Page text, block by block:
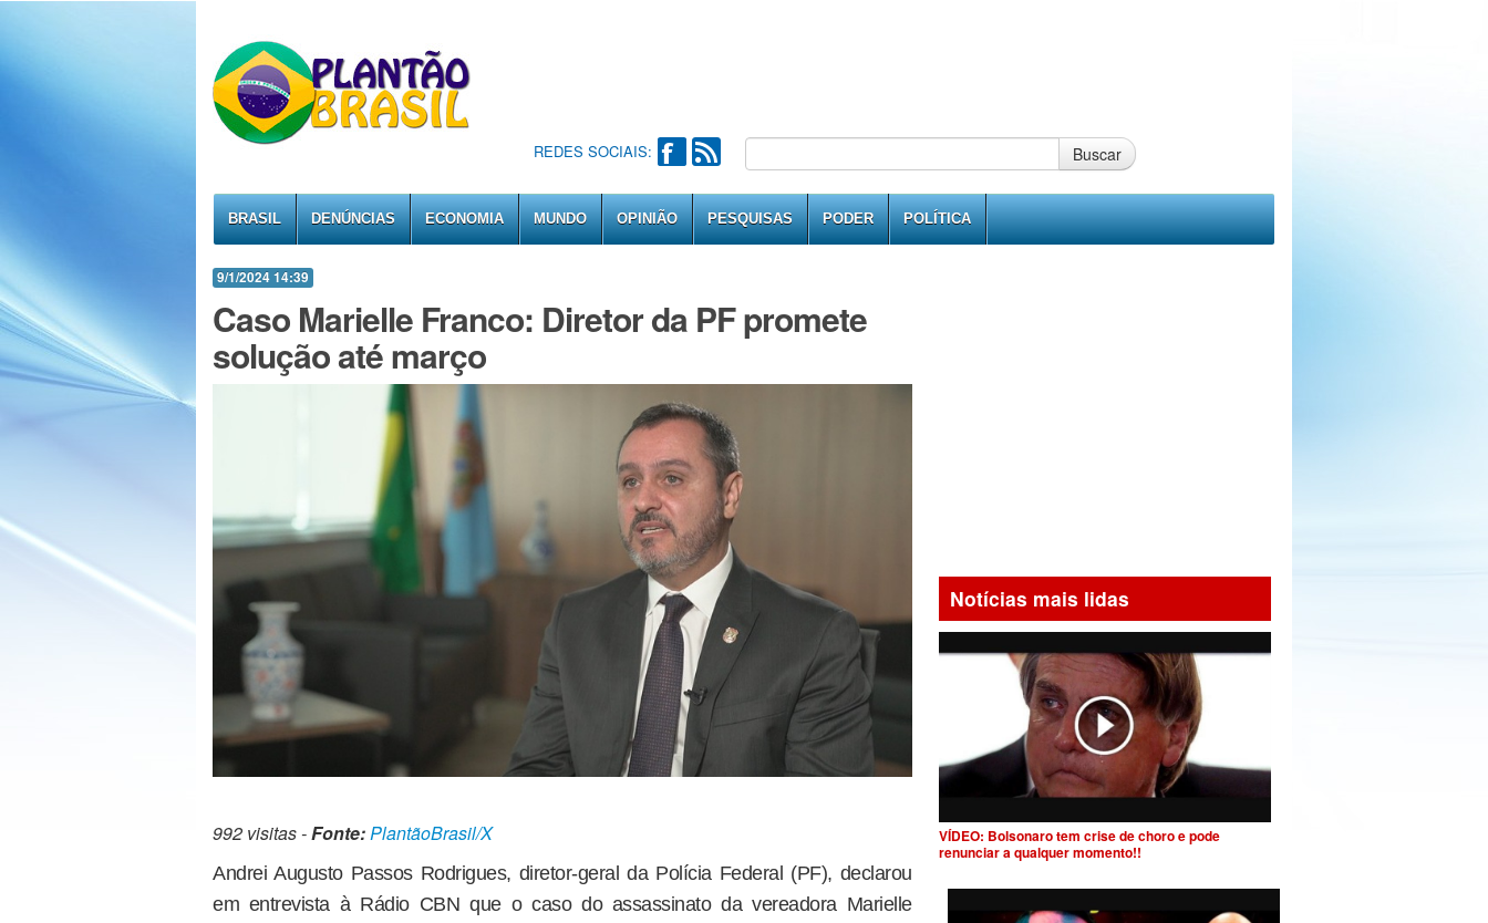
REDES SOCIAIS: Buscar
BRASIL DENÚNCIAS ECONOMIA MUNDO OPINIÃO PESQUISAS PODER POLÍTICA
9/1/2024 14:39
Caso Marielle Franco: Diretor da PF promete
solução até março
992 visitas -Fonte:PlantãoBrasil/X
Andrei Augusto Passos Rodrigues, diretor-geral da Polícia Federal (PF), declarou
em entrevista à Rádio CBN que o caso do assassinato da vereadora Marielle
Notícias mais lidas
VÍDEO: Bolsonaro tem crise de choro e pode
renunciar a qualquer momento!!